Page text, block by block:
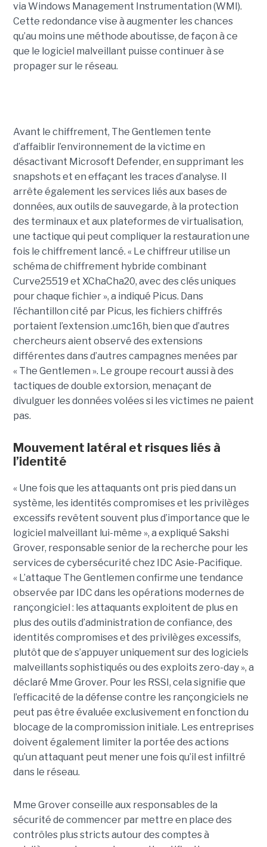
via Windows Management Instrumentation (WMI).
Cette redondance vise à augmenter les chances
qu’au moins une méthode aboutisse, de façon à ce
que le logiciel malveillant puisse continuer à se
propager sur le réseau.
Avant le chiffrement, The Gentlemen tente
d’affaiblir l’environnement de la victime en
désactivant Microsoft Defender, en supprimant les
snapshots et en effaçant les traces d’analyse. Il
arrête également les services liés aux bases de
données, aux outils de sauvegarde, à la protection
des terminaux et aux plateformes de virtualisation,
une tactique qui peut compliquer la restauration une
fois le chiffrement lancé. « Le chiffreur utilise un
schéma de chiffrement hybride combinant
Curve25519 et XChaCha20, avec des clés uniques
pour chaque fichier », a indiqué Picus. Dans
l’échantillon cité par Picus, les fichiers chiffrés
portaient l’extension .umc16h, bien que d’autres
chercheurs aient observé des extensions
différentes dans d’autres campagnes menées par
« The Gentlemen ». Le groupe recourt aussi à des
tactiques de double extorsion, menaçant de
divulguer les données volées si les victimes ne paient
pas.
Mouvement latéral et risques liés à
l’identité
« Une fois que les attaquants ont pris pied dans un
système, les identités compromises et les privilèges
excessifs revêtent souvent plus d’importance que le
logiciel malveillant lui-même », a expliqué Sakshi
Grover, responsable senior de la recherche pour les
services de cybersécurité chez IDC Asie-Pacifique.
« L’attaque The Gentlemen confirme une tendance
observée par IDC dans les opérations modernes de
rançongiciel : les attaquants exploitent de plus en
plus des outils d’administration de confiance, des
identités compromises et des privilèges excessifs,
plutôt que de s’appuyer uniquement sur des logiciels
malveillants sophistiqués ou des exploits zero-day », a
déclaré Mme Grover. Pour les RSSI, cela signifie que
l’efficacité de la défense contre les rançongiciels ne
peut pas être évaluée exclusivement en fonction du
blocage de la compromission initiale. Les entreprises
doivent également limiter la portée des actions
qu’un attaquant peut mener une fois qu’il est infiltré
dans le réseau.
Mme Grover conseille aux responsables de la
sécurité de commencer par mettre en place des
contrôles plus stricts autour des comptes à